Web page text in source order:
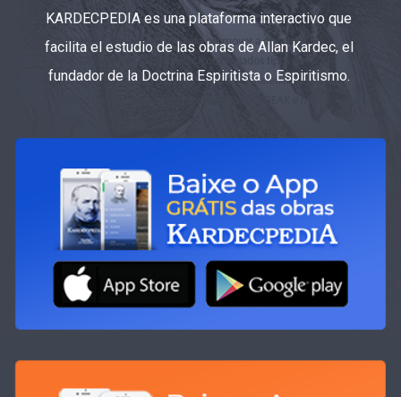
KARDECPEDIA es una plataforma interactivo que
facilita el estudio de las obras de Allan Kardec, el
fundador de la Doctrina Espiritista o Espiritismo.